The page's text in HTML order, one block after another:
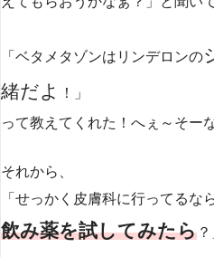
「ベタメタゾンはリンデロンの
緒だよ
！」
って教えてくれた！へぇ～そー
それから、
「せっかく皮膚科に行ってるな
飲み薬を試してみたら